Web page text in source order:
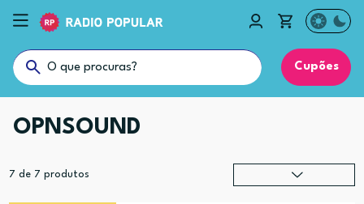
Cupões
OPNSOUND
7 de 7 produtos